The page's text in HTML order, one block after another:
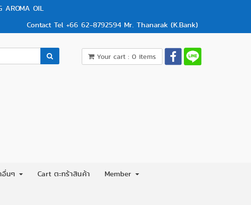
AROMA OIL
Contact Tel +66 62-8792594 Mr. Thanarak (K.Bank)
Your cart : 0 items
อื่นๆ Cart ตะกร้าสินค้า Member